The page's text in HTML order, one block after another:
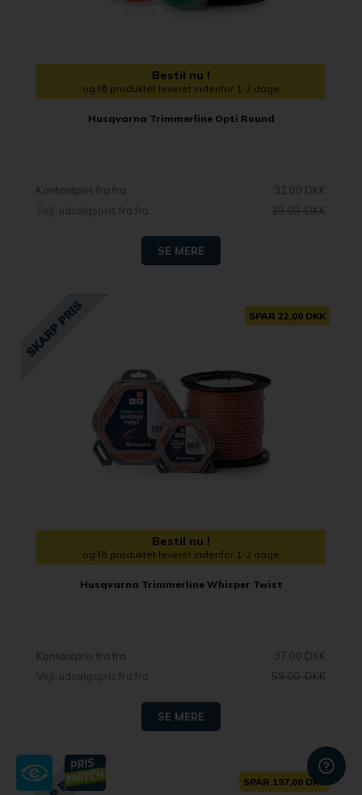
Bestil nu !
og få produktet leveret indenfor 1-2 dage
Husqvarna Trimmerline Opti Round
Kontantpris fra
32,00 DKK
Vejl. udsalgspris fra
39,00 DKK
SE MERE
SPAR 22,00 DKK
Bestil nu !
og få produktet leveret indenfor 1-2 dage
Husqvarna Trimmerline Whisper Twist
Kontantpris fra
37,00 DKK
Vejl. udsalgspris fra
59,00 DKK
SE MERE
SPAR 197,00 DKK